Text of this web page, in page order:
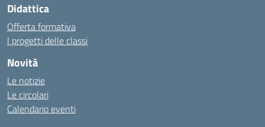
Didattica
Offerta formativa
I progetti delle classi
Novità
Le notizie
Le circolari
Calendario eventi